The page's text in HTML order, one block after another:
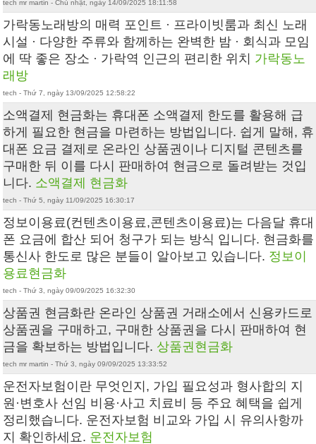
tech mr martin - Chủ nhật, ngày 14/09/2025 18:11:58
가락동노래방의 매력 포인트 · 프라이빗룸과 최신 노래
시설 · 다양한 주류와 함께하는 완벽한 밤 · 회식과 모임
에 딱 좋은 장소 · 가락역 인근의 편리한 위치 가락동노
래방
tech - Thứ 7, ngày 13/09/2025 12:58:22
소액결제 현금화는 휴대폰 소액결제 한도를 활용해 급
하게 필요한 현금을 마련하는 방법입니다. 쉽게 말해, 휴
대폰 요금 결제로 온라인 상품권이나 디지털 콘텐츠를
구매한 뒤 이를 다시 판매하여 현금으로 돌려받는 것입
니다. 소액결제 현금화
tech - Thứ 5, ngày 11/09/2025 16:30:17
정보이용료(컨텐츠이용료,콘텐츠이용료)는 다음달 휴대
폰 요금에 합산 되어 청구가 되는 방식 입니다. 현금화를
통신사 한도로 많은 분들이 알아보고 있습니다. 정보이
용료현금화
tech - Thứ 3, ngày 09/09/2025 16:32:30
상품권 현금화란 온라인 상품권 거래소에서 신용카드로
상품권을 구매하고, 구매한 상품권을 다시 판매하여 현
금을 확보하는 방법입니다. 상품권현금화
tech mr martin - Thứ 3, ngày 09/09/2025 13:33:52
운전자보험이란 무엇인지, 가입 필요성과 형사합의 지
원·변호사 선임 비용·사고 치료비 등 주요 혜택을 쉽게
정리했습니다. 운전자보험 비교와 가입 시 유의사항까
지 확인하세요. 운전자보험